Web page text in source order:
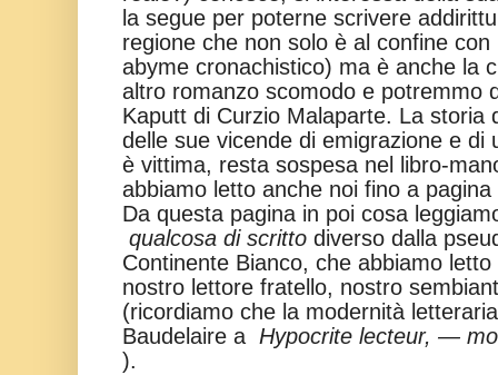
la segue per poterne scrivere
regione che non solo è al confine con
abyme cronachistico) ma è anche la
altro romanzo scomodo e potremmo
Kaputt di Curzio Malaparte. La storia
delle sue vicende di emigrazione e di
è vittima, resta sospesa nel libro-
abbiamo letto anche noi fino a pagina
Da questa pagina in poi cosa
qualcosa di scritto diverso dalla
Continente Bianco, che abbiamo
nostro lettore fratello, nostro
(ricordiamo che la modernità
Baudelaire a Hypocrite lecteur, —
).